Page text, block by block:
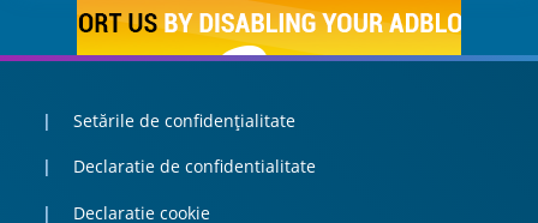
Setările de confidențialitate
Declaratie de confidentialitate
Declaratie cookie